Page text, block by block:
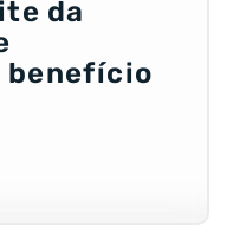
da
benefício